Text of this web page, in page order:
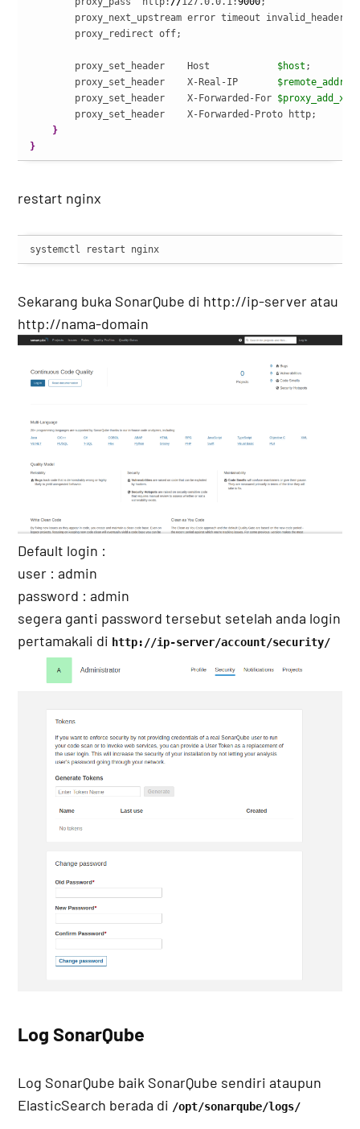
proxy_next_upstream error timeout invalid_header
        proxy_redirect off;
        proxy_set_header    Host
$host ;
        proxy_set_header    X-Real-IP
$remote_addr
        proxy_set_header    X-Forwarded-For
        proxy_set_header    X-Forwarded-Proto http;
}
}
restart nginx
systemctl restart nginx
Sekarang buka SonarQube di http://ip-server atau
http://nama-domain
Default login :
user : admin
password : admin
segera ganti password tersebut setelah anda login
pertamakali di http://ip-server/account/security/
Log SonarQube
Log SonarQube baik SonarQube sendiri ataupun
ElasticSearch berada di /opt/sonarqube/logs/